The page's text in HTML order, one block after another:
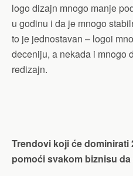
logo dizajn mnogo manje
u godinu i da je mnogo
to je jednostavan – logoi
deceniju, a nekada i mnogo
redizajn.
Trendovi koji će dominirati
pomoći svakom biznisu